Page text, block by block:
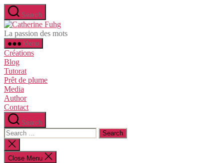
Skip
to
the
content
Search
Catherine
Fuhg
La passion des mots
Menu
Créations
Blog
Tutorat
Prêt de plume
Media
Author
Contact
Search
Search
for:
Close
search
Close Menu